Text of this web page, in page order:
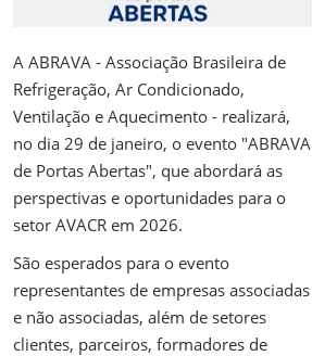
A ABRAVA - Associação Brasileira de
Refrigeração, Ar Condicionado,
Ventilação e Aquecimento - realizará,
no dia 29 de janeiro, o evento "ABRAVA
de Portas Abertas", que abordará as
perspectivas e oportunidades para o
setor AVACR em 2026.
São esperados para o evento
representantes de empresas associadas
e não associadas, além de setores
clientes, parceiros, formadores de